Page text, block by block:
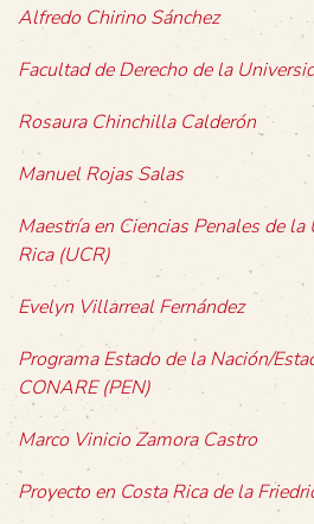
Alfredo Chirino Sánchez
Facultad de Derecho de la
Rosaura Chinchilla Calderón
Manuel Rojas Salas
Maestría en Ciencias Penales de
Rica (UCR)
Evelyn Villarreal Fernández
Programa Estado de la Nación/
CONARE (PEN)
Marco Vinicio Zamora Castro
Proyecto en Costa Rica de la